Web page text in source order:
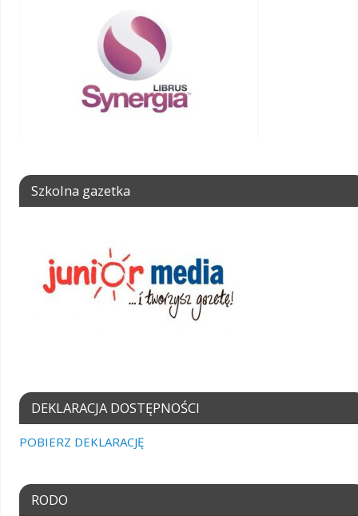
Szkolna gazetka
DEKLARACJA DOSTĘPNOŚCI
POBIERZ DEKLARACJĘ
RODO